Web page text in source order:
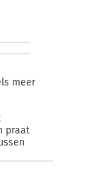
meer
praat